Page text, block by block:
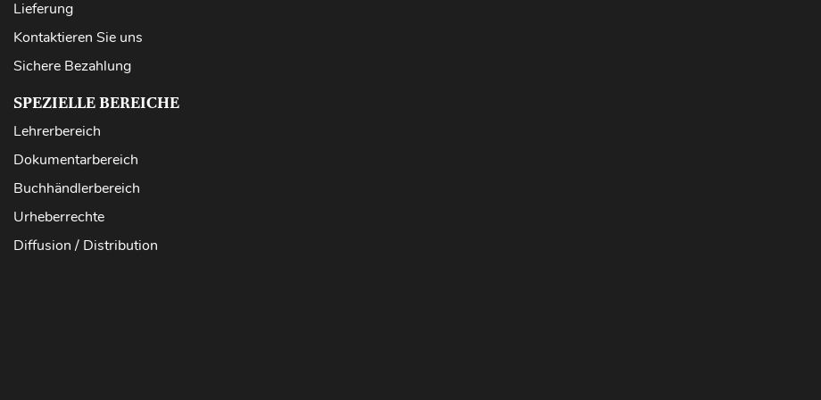
Lieferung
Kontaktieren Sie uns
Sichere Bezahlung
SPEZIELLE BEREICHE
Lehrerbereich
Dokumentarbereich
Buchhändlerbereich
Urheberrechte
Diffusion / Distribution